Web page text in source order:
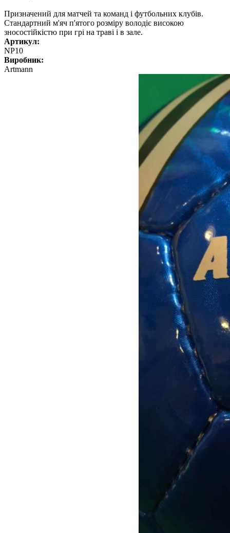
Призначений для матчей та команд і футбольних клубів.
Стандартний м'яч п'ятого розміру володіє високою
зносостійкістю при грі на траві і в зале.
Артикул:
NP10
Виробник:
Artmann